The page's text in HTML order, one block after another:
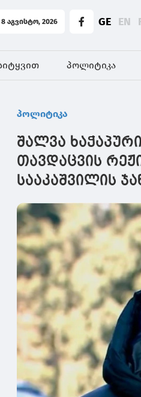
8 აგვისტო, 2026 GE EN
პოლიტიკა
პოლიტიკა
შალვა
თავდაცვის
სააკაშვილის